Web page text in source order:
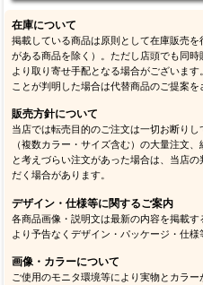
在庫について
掲載している商品は原則として在庫販売
がある商品を除く）。ただし店頭でも同
より取り寄せ手配となる場合がございま
ことが判明した場合は代替商品のご提案を
販売方針について
当店では転売目的のご注文は一切お断り
（複数カラー・サイズ含む）の大量注文
と考えづらい注文があった場合は、当店
だく場合があります。
デザイン・仕様等に関するご案内
各商品画像・説明文は最新の内容を掲載
より予告なくデザイン・パッケージ・仕様
画像・カラーについて
ご使用のモニタ環境等により実物とカラ